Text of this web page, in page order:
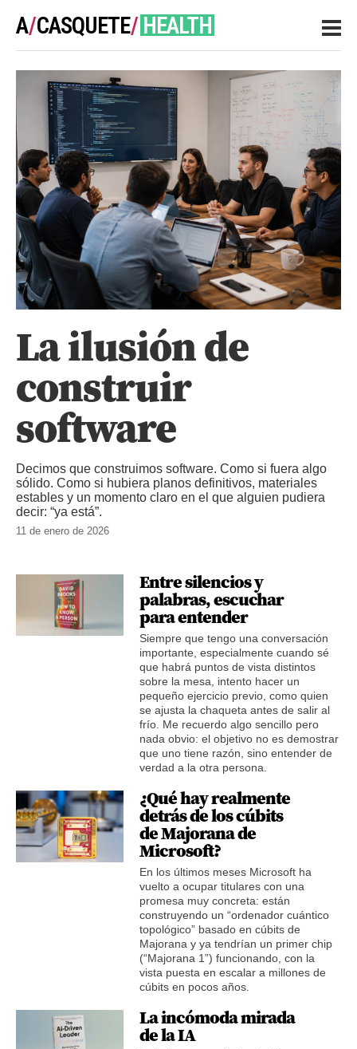
A/CASQUETE/ HEALTH
NOTES
La ilusión de
construir
software
Decimos que construimos software. Como si fuera algo
sólido. Como si hubiera planos definitivos, materiales
estables y un momento claro en el que alguien pudiera
decir: “ya está”.
11 de enero de 2026
Entre silencios y
palabras, escuchar
para entender
Siempre que tengo una conversación
importante, especialmente cuando sé
que habrá puntos de vista distintos
sobre la mesa, intento hacer un
pequeño ejercicio previo, como quien
se ajusta la chaqueta antes de salir al
frío. Me recuerdo algo sencillo pero
nada obvio: el objetivo no es demostrar
que uno tiene razón, sino entender de
verdad a la otra persona.
¿Qué hay realmente
detrás de los cúbits
de Majorana de
Microsoft?
En los últimos meses Microsoft ha
vuelto a ocupar titulares con una
promesa muy concreta: están
construyendo un “ordenador cuántico
topológico” basado en cúbits de
Majorana y ya tendrían un primer chip
(“Majorana 1”) funcionando, con la
vista puesta en escalar a millones de
cúbits en pocos años.
La incómoda mirada
de la IA